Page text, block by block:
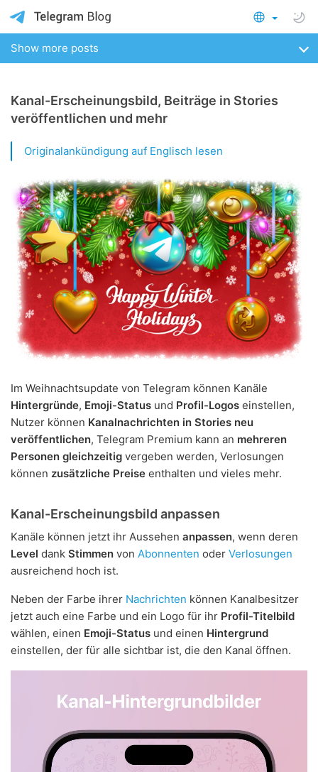
Show more posts
Kanal-Erscheinungsbild, Beiträge in Stories
veröffentlichen und mehr
Originalankündigung auf Englisch lesen
Im Weihnachtsupdate von Telegram können Kanäle
Hintergründe, Emoji-Status und Profil-Logos einstellen,
Nutzer können Kanalnachrichten in Stories neu
veröffentlichen, Telegram Premium kann an mehreren
Personen gleichzeitig vergeben werden, Verlosungen
können zusätzliche Preise enthalten und vieles mehr.
Kanal-Erscheinungsbild anpassen
Kanäle können jetzt ihr Aussehen anpassen, wenn deren
Level dank Stimmen von Abonnenten oder Verlosungen
ausreichend hoch ist.
Neben der Farbe ihrer Nachrichten können Kanalbesitzer
jetzt auch eine Farbe und ein Logo für ihr Profil-Titelbild
wählen, einen Emoji-Status und einen Hintergrund
einstellen, der für alle sichtbar ist, die den Kanal öffnen.